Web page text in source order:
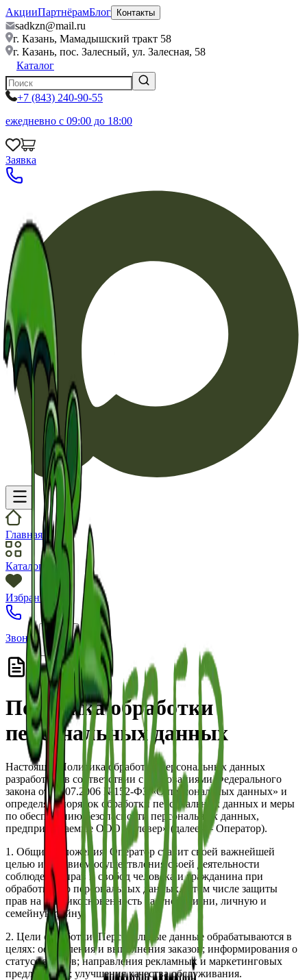
АкцииПартнёрамБлог Контакты
sadkzn@mail.ru
г. Казань, Мамадышский тракт 58
г. Казань, пос. Залесный, ул. Залесная, 58
Каталог
+7 (843) 240-90-55
ежедневно с 09:00 до 18:00
Заявка
Главная
Каталог
Избранное
Звонок
Заявка
Политика обработки
персональных данных
Настоящая Политика обработки персональных данных
разработана в соответствии с требованиями Федерального
закона от 27.07.2006 №152-ФЗ «О персональных данных» и
определяет порядок обработки персональных данных и меры
по обеспечению безопасности персональных данных,
предпринимаемые ООО «Клевер» (далее — Оператор).
1. Общие положения. Оператор ставит своей важнейшей
целью и условием осуществления своей деятельности
соблюдение прав и свобод человека и гражданина при
обработке его персональных данных, в том числе защиты
прав на неприкосновенность частной жизни, личную и
семейную тайну.
2. Цели обработки. Персональные данные обрабатываются в
целях: оформления и выполнения заказов; информирования о
статусе заказов; направления рекламных и маркетинговых
предложений; улучшения качества обслуживания.